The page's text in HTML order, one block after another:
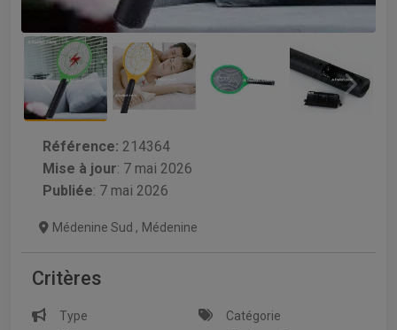
Référence: 214364
Mise à jour: 7 mai 2026
Publiée: 7 mai 2026
Médenine Sud , Médenine
Critères
Type
Catégorie